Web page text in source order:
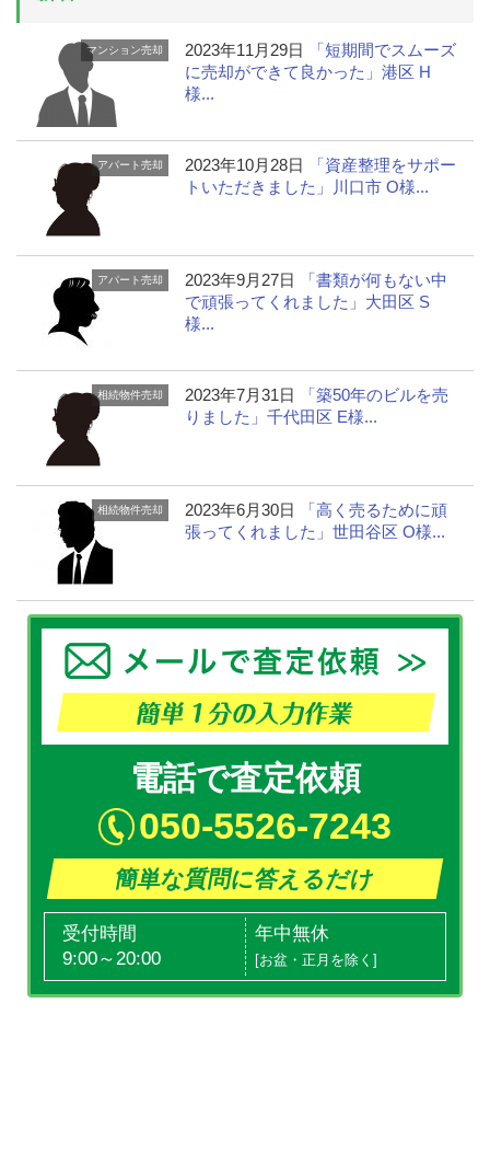
マンション売却 2023年11月29日
「短期間でスムーズ
に売却ができて良かった」港区 H
様...
アパート売却 2023年10月28日
「資産整理をサポー
トいただきました」川口市 O様...
アパート売却 2023年9月27日
「書類が何もない中
で頑張ってくれました」大田区 S
様...
相続物件売却 2023年7月31日
「築50年のビルを売
りました」千代田区 E様...
相続物件売却 2023年6月30日
「高く売るために頑
張ってくれました」世田谷区 O様...
電話で査定依頼
050-5526-7243
簡単な質問に答えるだけ
受付時間
9:00～20:00
年中無休
[お盆・正月を除く]